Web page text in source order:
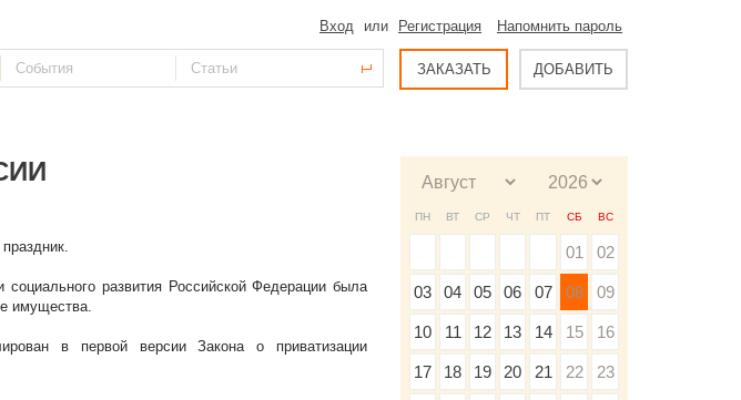
Вход или Регистрация Напомнить пароль
ЗАКАЗАТЬ ДОБАВИТЬ
развития Российской Федерации была
имущества.
в первой версии Закона о приватизации
ПН ВТ СР ЧТ ПТ СБ ВС
01 02
03 04 05 06 07 08 09
10 11 12 13 14 15 16
17 18 19 20 21 22 23